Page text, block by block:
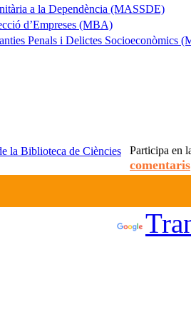
a la Dependència (MASSDE)
d’Empreses (MBA)
Penals i Delictes Socioeconòmics
la Biblioteca de Ciències
Participa en
comentaris